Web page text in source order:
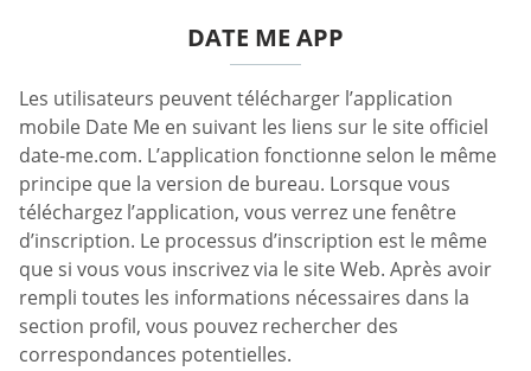
DATE ME APP
Les utilisateurs peuvent télécharger l’application
mobile Date Me en suivant les liens sur le site officiel
date-me.com. L’application fonctionne selon le même
principe que la version de bureau. Lorsque vous
téléchargez l’application, vous verrez une fenêtre
d’inscription. Le processus d’inscription est le même
que si vous vous inscrivez via le site Web. Après avoir
rempli toutes les informations nécessaires dans la
section profil, vous pouvez rechercher des
correspondances potentielles.